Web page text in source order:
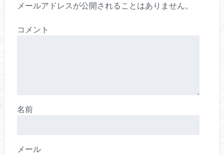
メールアドレスが公開されることはありません。
コメント
名前
メール